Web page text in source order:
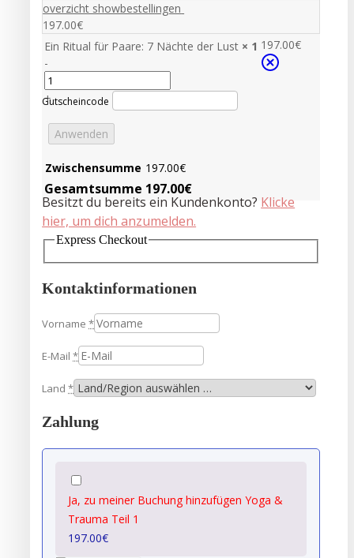
overzicht showbestellingen
197.00€
Ein Ritual für Paare: 7 Nächte der Lust × 1
-
+
197.00€
Gutscheincode
Anwenden
Zwischensumme 197.00€
Gesamtsumme 197.00€
Besitzt du bereits ein Kundenkonto? Klicke
hier, um dich anzumelden.
Express Checkout
Kontaktinformationen
Vorname*
E-Mail*
Land*
Zahlung
Ja, zu meiner Buchung hinzufügen Yoga &
Trauma Teil 1
197.00€